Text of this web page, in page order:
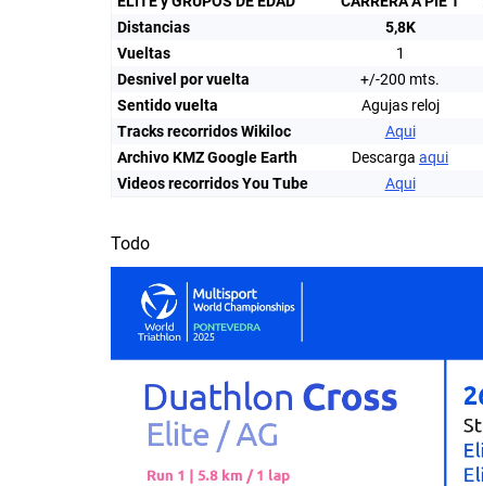
Distancias
5,8K
Vueltas
1
Desnivel por vuelta
+/-200 mts.
Sentido vuelta
Agujas reloj
Tracks recorridos Wikiloc
Aqui
Archivo KMZ Google Earth
Descarga aqui
Videos recorridos You Tube
Aqui
Todo